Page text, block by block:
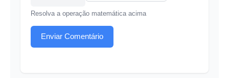
Resolva a operação matemática acima
Enviar Comentário